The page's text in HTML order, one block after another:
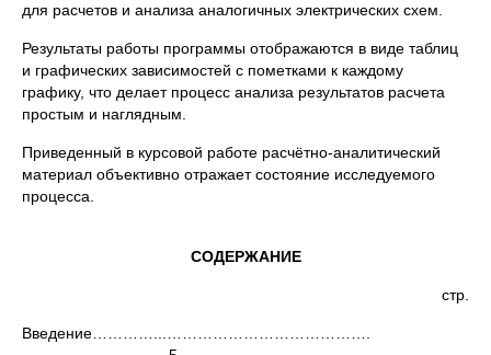
для расчетов и анализа аналогичных электрических схем.
Результаты работы программы отображаются в виде таблиц
и графических зависимостей с пометками к каждому
графику, что делает процесс анализа результатов расчета
простым и наглядным.
Приведенный в курсовой работе расчётно-аналитический
материал объективно отражает состояние исследуемого
процесса.
СОДЕРЖАНИЕ
стр.
Введение…………...………………………………….